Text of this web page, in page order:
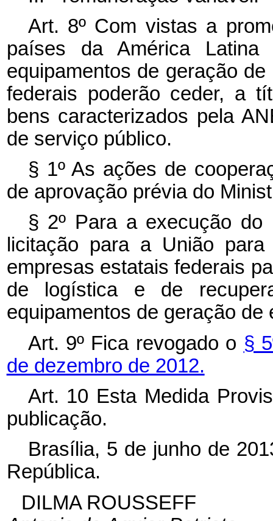
Art. 8º Com vistas a
países da América
equipamentos de geração
federais poderão ceder, a
bens caracterizados pela
de serviço público.
§ 1º As ações de
de aprovação prévia do
§ 2º Para a execução
licitação para a União
empresas estatais federais
de logística e de
equipamentos de geração de
Art. 9º Fica revogado o §
de dezembro de 2012.
Art. 10 Esta Medida
publicação.
Brasília, 5 de junho de
República.
DILMA ROUSSEFF